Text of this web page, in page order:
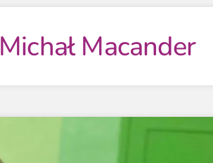
Michał Macander